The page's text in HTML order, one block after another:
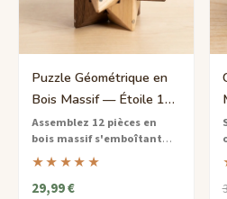
Puzzle Géométrique en
Bois Massif — Étoile 12
Branches Moyen
Assemblez 12 pièces en
bois massif s'emboîtant
pour créer une magnifique
étoile— un casse-tête de
difficulté moyenne fabriqué à
★★★★★
29,99 €